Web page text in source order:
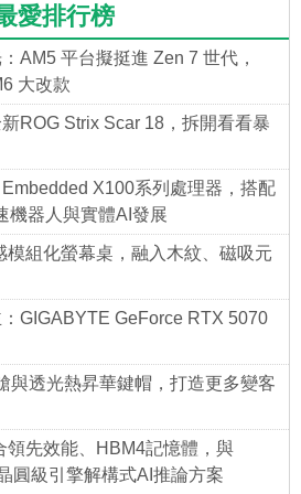
愛排行榜
AM5 平台擬挺進 Zen 7 世代，
大改款
ROG Strix Scar 18，拆開看看暴
X100系列處理器，搭配
機器人與實體AI發展
模組化螢幕桌，融入木紋、磁吸元
GIGABYTE GeForce RTX 5070
與透光熱昇華鍵帽，打造更多變客
領先效能、HBM4記憶體，與
圓級引擎解構式AI推論方案